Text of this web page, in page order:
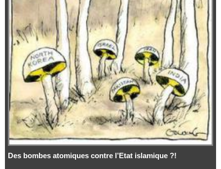
Des bombes atomiques contre l’Etat islamique ?!